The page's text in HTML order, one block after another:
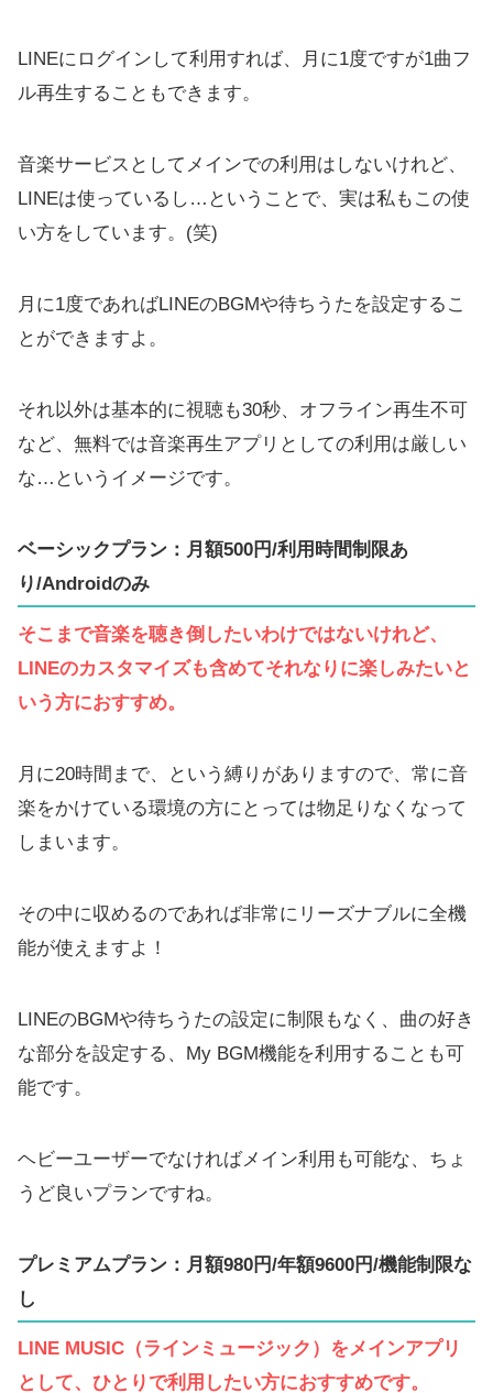
LINEにログインして利用すれば、月に1度ですが1曲フ
ル再生することもできます。
音楽サービスとしてメインでの利用はしないけれど、
LINEは使っているし…ということで、実は私もこの使
い方をしています。(笑)
月に1度であればLINEのBGMや待ちうたを設定するこ
とができますよ。
それ以外は基本的に視聴も30秒、オフライン再生不可
など、無料では音楽再生アプリとしての利用は厳しい
な…というイメージです。
ベーシックプラン：月額500円/利用時間制限あ
り/Androidのみ
そこまで音楽を聴き倒したいわけではないけれど、
LINEのカスタマイズも含めてそれなりに楽しみたいと
いう方におすすめ。
月に20時間まで、という縛りがありますので、常に音
楽をかけている環境の方にとっては物足りなくなって
しまいます。
その中に収めるのであれば非常にリーズナブルに全機
能が使えますよ！
LINEのBGMや待ちうたの設定に制限もなく、曲の好き
な部分を設定する、My BGM機能を利用することも可
能です。
ヘビーユーザーでなければメイン利用も可能な、ちょ
うど良いプランですね。
プレミアムプラン：月額980円/年額9600円/機能制限な
し
LINE MUSIC（ラインミュージック）をメインアプリ
として、ひとりで利用したい方におすすめです。